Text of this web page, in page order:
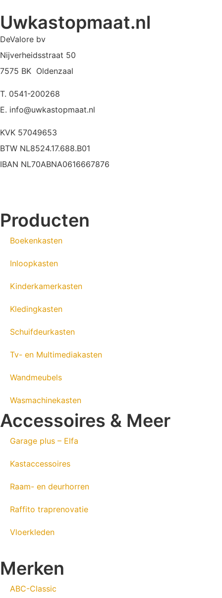
Uwkastopmaat.nl
DeValore bv
Nijverheidsstraat 50
7575 BK Oldenzaal
T. 0541-200268
E. info@uwkastopmaat.nl
KVK 57049653
BTW NL8524.17.688.B01
IBAN NL70ABNA0616667876
Producten
Boekenkasten
Inloopkasten
Kinderkamerkasten
Kledingkasten
Schuifdeurkasten
Tv- en Multimediakasten
Wandmeubels
Wasmachinekasten
Accessoires & Meer
Garage plus – Elfa
Kastaccessoires
Raam- en deurhorren
Raffito traprenovatie
Vloerkleden
Merken
ABC-Classic